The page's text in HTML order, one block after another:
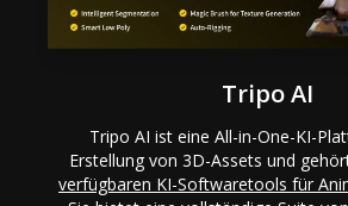
Tripo AI
Tripo AI ist eine All-in-One-KI-
Erstellung von 3D-Assets und
verfügbaren KI-Softwaretools für